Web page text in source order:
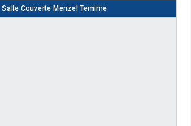
Salle Couverte Menzel Temime